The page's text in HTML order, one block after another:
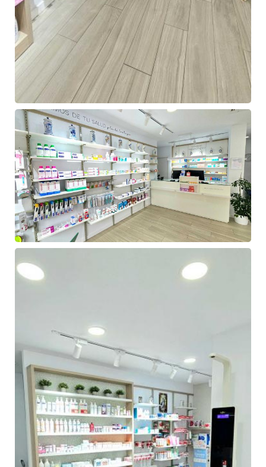
Farmacia
de
Ángel
Hermida
Farmacia
de
Ángel